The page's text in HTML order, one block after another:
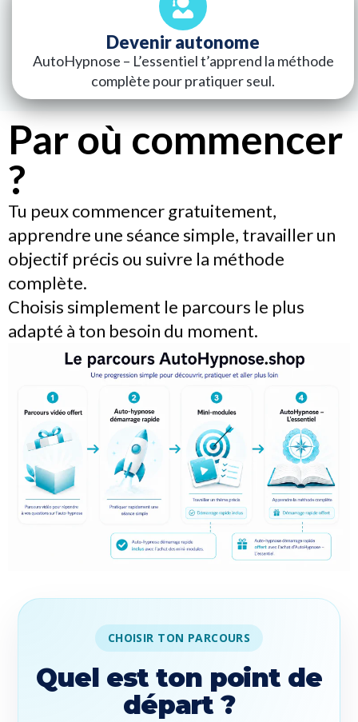
Devenir autonome
AutoHypnose – L’essentiel t’apprend la méthode
complète pour pratiquer seul.
Par où commencer
?
Tu peux commencer gratuitement,
apprendre une séance simple, travailler un
objectif précis ou suivre la méthode
complète.
Choisis simplement le parcours le plus
adapté à ton besoin du moment.
CHOISIR TON PARCOURS
Quel est ton point de
départ ?